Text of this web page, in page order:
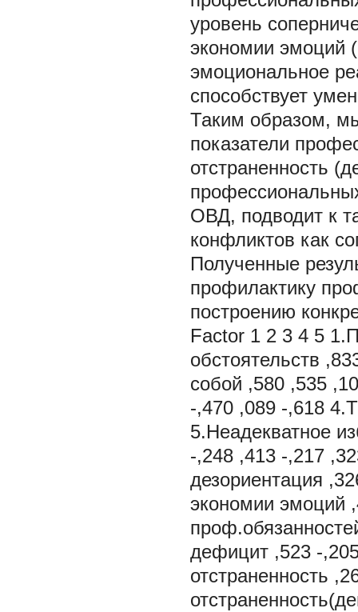
уровень
экономии эмоций
эмоциональное
способствует
Таким образом,
показатели
отстраненность
ОВД, подводит к
конфликтов как
Полученные
профилактику
построению
Factor 1 2 3 4 5
обстоятельств
собой ,580 ,535
-,470 ,089 -,618
5.Неадекватное
-,248 ,413 -,217
дезориентация
экономии эмоций
дефицит ,523 -
отстраненность